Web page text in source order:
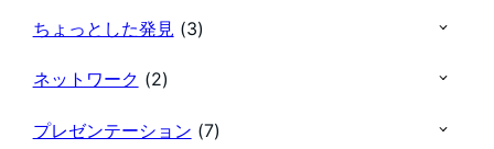
ちょっとした発見 (3)
ネットワーク (2)
プレゼンテーション (7)